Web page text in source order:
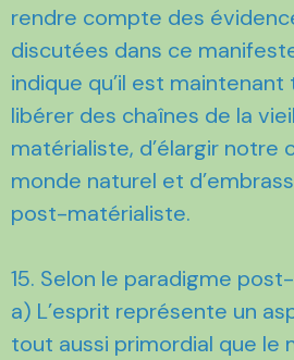
rendre compte des
discutées dans ce
indique qu’il est
libérer des chaînes de la
matérialiste, d’élargir notre
monde naturel et
post-matérialiste.
15. Selon le paradigme
a) L’esprit représente un
tout aussi primordial que le